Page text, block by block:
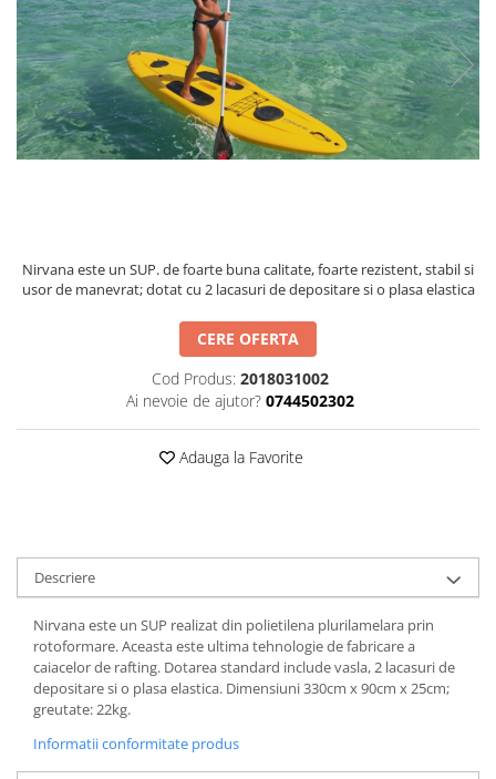
Nirvana este un SUP. de foarte buna calitate, foarte rezistent, stabil si
usor de manevrat; dotat cu 2 lacasuri de depositare si o plasa elastica
CERE OFERTA
Cod Produs: 2018031002
Ai nevoie de ajutor? 0744502302
Adauga la Favorite
Descriere
Nirvana este un SUP realizat din polietilena plurilamelara prin
rotoformare. Aceasta este ultima tehnologie de fabricare a
caiacelor de rafting. Dotarea standard include vasla, 2 lacasuri de
depositare si o plasa elastica. Dimensiuni 330cm x 90cm x 25cm;
greutate: 22kg.
Informatii conformitate produs